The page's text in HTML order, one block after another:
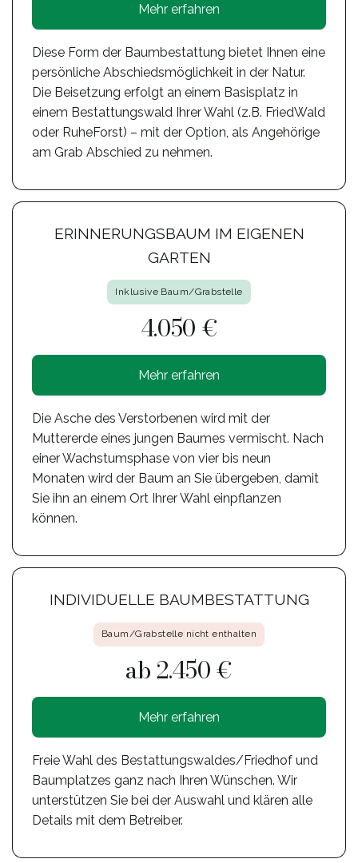
Mehr erfahren
Diese Form der Baumbestattung bietet Ihnen eine
persönliche Abschiedsmöglichkeit in der Natur.
Die Beisetzung erfolgt an einem Basisplatz in
einem Bestattungswald Ihrer Wahl (z.B. FriedWald
oder RuheForst) – mit der Option, als Angehörige
am Grab Abschied zu nehmen.
ERINNERUNGSBAUM IM EIGENEN
GARTEN
Inklusive Baum/Grabstelle
4.050 €
Mehr erfahren
Die Asche des Verstorbenen wird mit der
Muttererde eines jungen Baumes vermischt. Nach
einer Wachstumsphase von vier bis neun
Monaten wird der Baum an Sie übergeben, damit
Sie ihn an einem Ort Ihrer Wahl einpflanzen
können.
INDIVIDUELLE BAUMBESTATTUNG
Baum/Grabstelle nicht enthalten
ab 2.450 €
Mehr erfahren
Freie Wahl des Bestattungswaldes/Friedhof und
Baumplatzes ganz nach Ihren Wünschen. Wir
unterstützen Sie bei der Auswahl und klären alle
Details mit dem Betreiber.